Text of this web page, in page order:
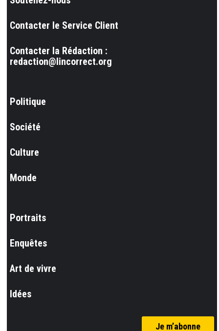
Contacter le Service Client
Contacter la Rédaction :
redaction@lincorrect.org
Politique
Société
Culture
Monde
Portraits
Enquêtes
Art de vivre
Idées
Je m’abonne